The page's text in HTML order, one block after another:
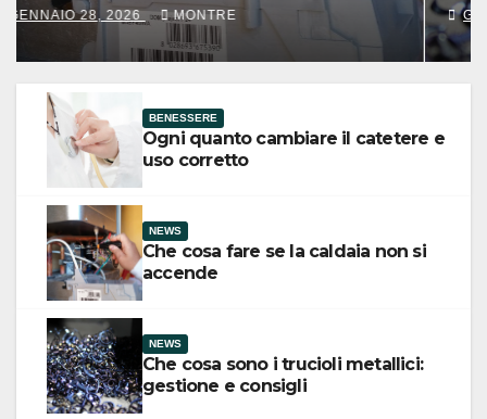
GENNAIO 28, 2026 MONTRE
BENESSERE
Ogni quanto cambiare il catetere e
uso corretto
NEWS
Che cosa fare se la caldaia non si
accende
NEWS
Che cosa sono i trucioli metallici:
gestione e consigli